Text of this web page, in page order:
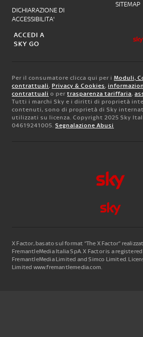
DICHIARAZIONE DI
ACCESSIBILITA'
SITEMAP
ACCEDI A
SKY GO
Per il consumatore clicca qui per i Moduli,
contrattuali, Privacy & Cookies,
contrattuali o per trasparenza tariffaria,
Tutti i marchi Sky e i diritti di proprietà
contenuti, sono di proprietà di Sky
utilizzati su licenza. Copyright 2025 Sky
04619241005. Segnalazione Abusi
X Factor, basato sul format “The X Factor”
FremantleMedia Italia SpA.X Factor is a
FremantleMedia Limited and Simco Limited.
Limited www.fremantlemedia.com.